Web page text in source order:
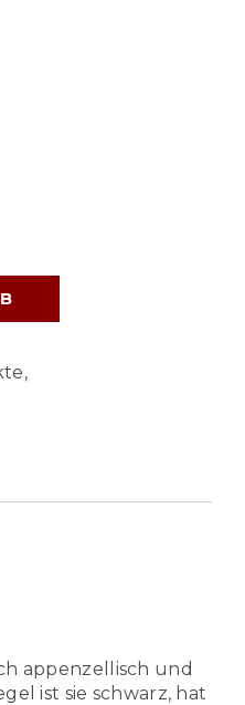
,
appenzellisch und
ist sie schwarz, hat